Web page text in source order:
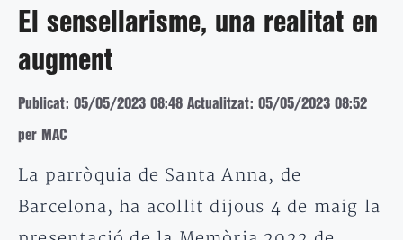
El sensellarisme, una realitat en
augment
Publicat: 05/05/2023 08:48 Actualitzat: 05/05/2023 08:52
per MAC
La parròquia de Santa Anna, de
Barcelona, ha acollit dijous 4 de maig la